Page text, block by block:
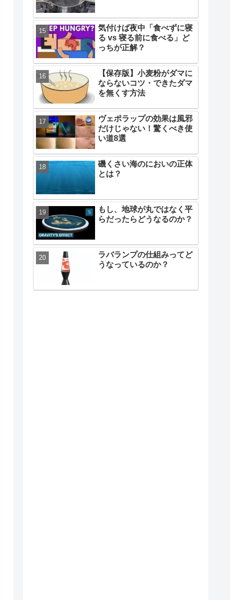
気付けば夜中「食べずに寝
る vs 寝る前に食べる」ど
っちが正解？
【保存版】小麦粉がダマに
ならないコツ・できたダマ
を無くす方法
ヴェポラップの効果は風邪
だけじゃない！驚くべき使
い道8選
磯くさい海のにおいの正体
とは？
もし、地球が丸ではなく平
らだったらどうなるのか？
ラバランプの仕組みってど
うなっているのか？